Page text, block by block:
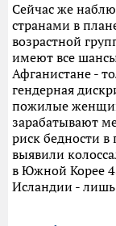
Сейчас же
странами в
возрастной
имеют все
Афганистане -
гендерная
пожилые
зарабатывают
риск бедности в
выявили
в Южной Корее
Исландии -